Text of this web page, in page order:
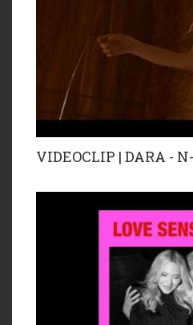
VIDEOCLIP | DARA -